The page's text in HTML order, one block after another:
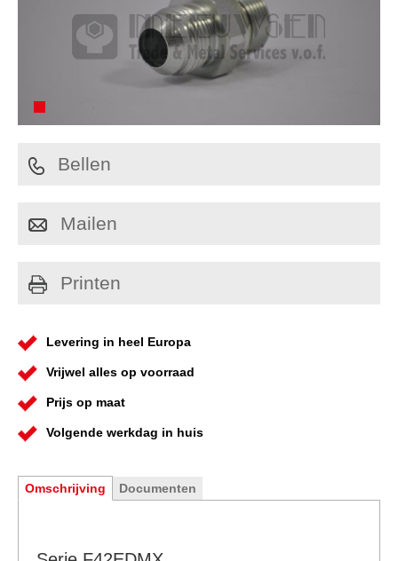
Bellen
Mailen
Printen
Levering in heel Europa
Vrijwel alles op voorraad
Prijs op maat
Volgende werkdag in huis
Omschrijving Documenten